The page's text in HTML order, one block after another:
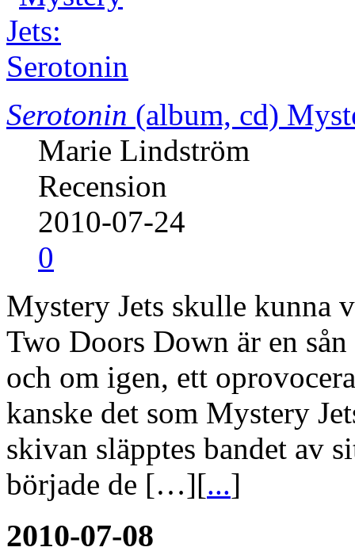
Serotonin (album, cd)
Marie Lindström
Recension
2010-07-24
0
Mystery Jets skulle kunna
Two Doors Down är en
och om igen, ett
kanske det som Mystery
skivan släpptes bandet av
började de […][...]
2010-07-08